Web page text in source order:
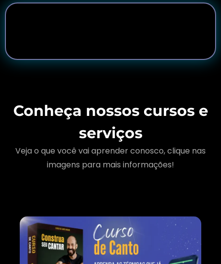
Conheça nossos cursos e
serviços
Veja o que você vai aprender conosco, clique nas
imagens para mais informações!